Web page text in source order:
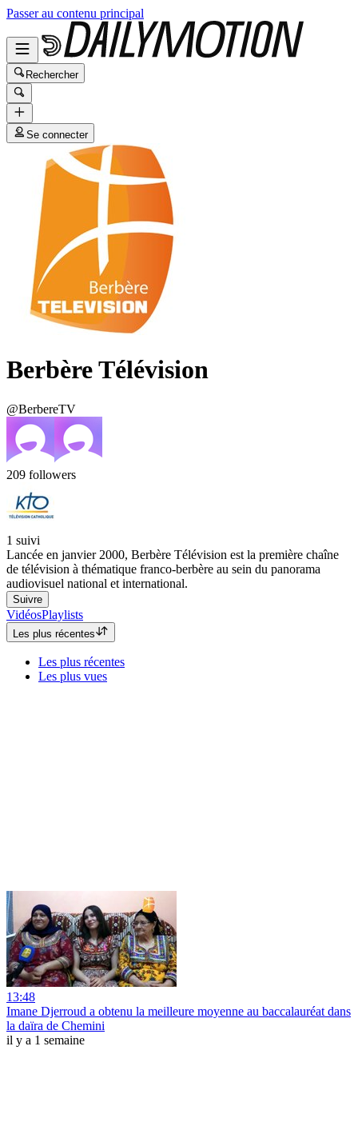
Passer au contenu principal
Rechercher
Se connecter
Berbère Télévision
@BerbereTV
209 followers
1 suivi
Lancée en janvier 2000, Berbère Télévision est la première chaîne
de télévision à thématique franco-berbère au sein du panorama
audiovisuel national et international.
Suivre
VidéosPlaylists
Les plus récentes
Les plus récentes
Les plus vues
13:48
Imane Djerroud a obtenu la meilleure moyenne au baccalauréat dans
la daïra de Chemini
il y a 1 semaine